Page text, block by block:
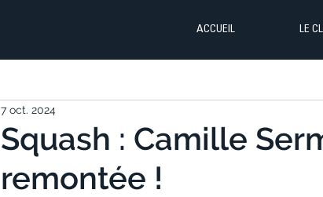
ACCUEIL LE
Squash : Camille
remontée !
7 oct. 2024